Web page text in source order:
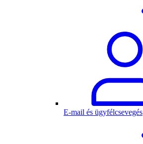
E-mail és ügyfélcsevegés